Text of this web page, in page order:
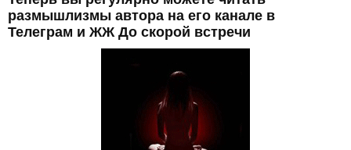
размышлизмы автора на его канале в
Телеграм и ЖЖ До скорой встречи